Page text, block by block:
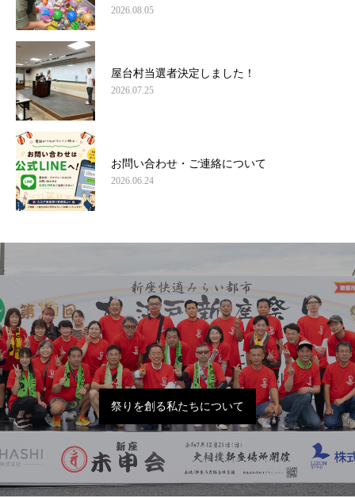
2026.08.05
屋台村当選者決定しました！
2026.07.25
お問い合わせ・ご連絡について
2026.06.24
祭りを創る私たちについて